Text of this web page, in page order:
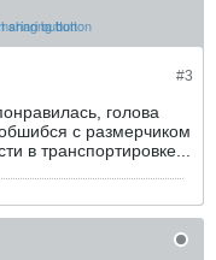
#3
голова
с размерчиком
в транспортировке...